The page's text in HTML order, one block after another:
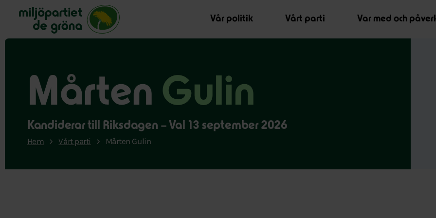
Miljöpartiet de gröna, startsida
Vår politik
Vårt parti Var med och
Mårten Gulin
Kandiderar till Riksdagen – Val 13 september 2026
Hem Vårt parti Mårten Gulin